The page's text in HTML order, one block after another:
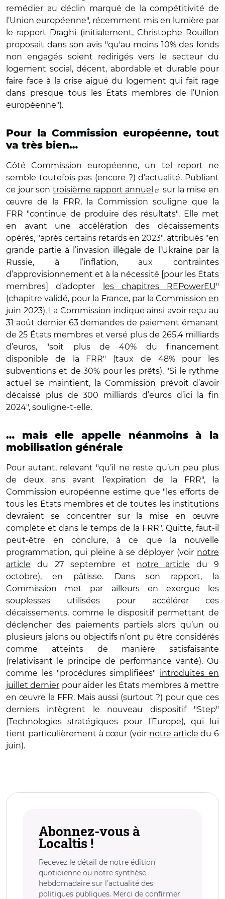
remédier au déclin marqué de la compétitivité de
l’Union européenne", récemment mis en lumière par
le rapport Draghi (initialement, Christophe Rouillon
proposait dans son avis "qu'au moins 10% des fonds
non engagés soient redirigés vers le secteur du
logement social, décent, abordable et durable pour
faire face à la crise aiguë du logement qui fait rage
dans presque tous les États membres de l’Union
européenne").
Pour la Commission européenne, tout
va très bien…
Côté Commission européenne, un tel report ne
semble toutefois pas (encore ?) d’actualité. Publiant
ce jour son troisième rapport annuel
sur la mise en
œuvre de la FRR, la Commission souligne que la
FRR "continue de produire des résultats". Elle met
en avant une accélération des décaissements
opérés, "après certains retards en 2023", attribués "en
grande partie à l’invasion illégale de l’Ukraine par la
Russie, à l’inflation, aux contraintes
d’approvisionnement et à la nécessité [pour les États
membres] d’adopter
les chapitres REPowerEU"
(chapitre validé, pour la France, par la Commission en
juin 2023). La Commission indique ainsi avoir reçu au
31 août dernier 63 demandes de paiement émanant
de 25 États membres et versé plus de 265,4 milliards
d’euros, "soit plus de 40% du financement
disponible de la FRR" (taux de 48% pour les
subventions et de 30% pour les prêts). "Si le rythme
actuel se maintient, la Commission prévoit d’avoir
décaissé plus de 300 milliards d’euros d’ici la fin
2024", souligne-t-elle.
… mais elle appelle néanmoins à la
mobilisation générale
Pour autant, relevant "qu’il ne reste qu’un peu plus
de deux ans avant l’expiration de la FRR", la
Commission européenne estime que "les efforts de
tous les États membres et de toutes les institutions
devraient se concentrer sur la mise en œuvre
complète et dans le temps de la FRR". Quitte, faut-il
peut-être en conclure, à ce que la nouvelle
programmation, qui pleine à se déployer (voir notre
article du 27 septembre et notre article du 9
octobre), en pâtisse. Dans son rapport, la
Commission met par ailleurs en exergue les
souplesses utilisées pour accélérer ces
décaissements, comme le dispositif permettant de
déclencher des paiements partiels alors qu’un ou
plusieurs jalons ou objectifs n’ont pu être considérés
comme atteints de manière satisfaisante
(relativisant le principe de performance vanté). Ou
comme les "procédures simplifiées" introduites en
juillet dernier pour aider les États membres à mettre
en œuvre la FFR. Mais aussi (surtout ?) pour que ces
derniers intègrent le nouveau dispositif "Step"
(Technologies stratégiques pour l’Europe), qui lui
tient particulièrement à cœur (voir notre article du 6
juin).
Abonnez-vous à
Localtis !
Recevez le détail de notre édition
quotidienne ou notre synthèse
hebdomadaire sur l’actualité des
politiques publiques. Merci de confirmer